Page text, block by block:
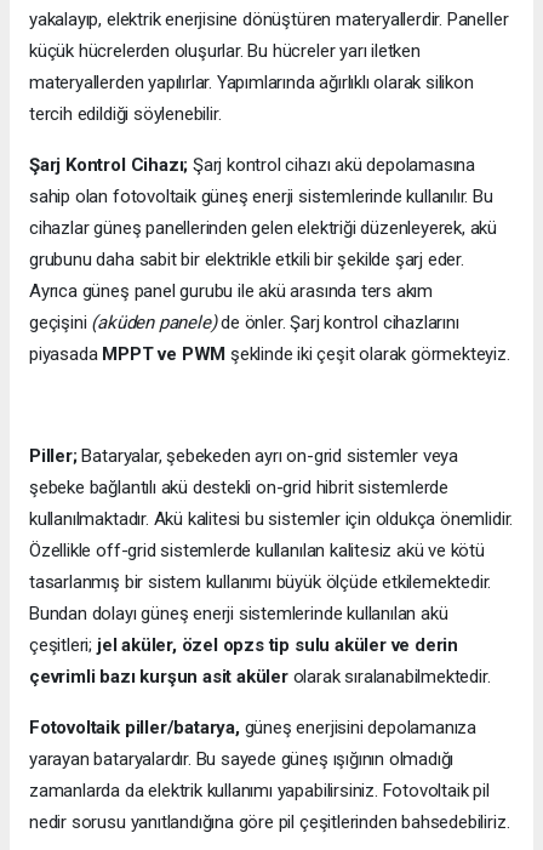
yakalayıp, elektrik enerjisine dönüştüren materyallerdir. Paneller
küçük hücrelerden oluşurlar. Bu hücreler yarı iletken
materyallerden yapılırlar. Yapımlarında ağırlıklı olarak silikon
tercih edildiği söylenebilir.
Şarj Kontrol Cihazı; Şarj kontrol cihazı akü depolamasına
sahip olan fotovoltaik güneş enerji sistemlerinde kullanılır. Bu
cihazlar güneş panellerinden gelen elektriği düzenleyerek, akü
grubunu daha sabit bir elektrikle etkili bir şekilde şarj eder.
Ayrıca güneş panel gurubu ile akü arasında ters akım
geçişini (aküden panele)de önler. Şarj kontrol cihazlarını
piyasada MPPT ve PWM şeklinde iki çeşit olarak görmekteyiz.
Piller;Bataryalar, şebekeden ayrı on-grid sistemler veya
şebeke bağlantılı akü destekli on-grid hibrit sistemlerde
kullanılmaktadır. Akü kalitesi bu sistemler için oldukça önemlidir.
Özellikle off-grid sistemlerde kullanılan kalitesiz akü ve kötü
tasarlanmış bir sistem kullanımı büyük ölçüde etkilemektedir.
Bundan dolayı güneş enerji sistemlerinde kullanılan akü
çeşitleri; jel aküler, özel opzs tip sulu aküler ve derin
çevrimli bazı kurşun asit akülerolarak sıralanabilmektedir.
Fotovoltaik piller/batarya,güneş enerjisini depolamanıza
yarayan bataryalardır. Bu sayede güneş ışığının olmadığı
zamanlarda da elektrik kullanımı yapabilirsiniz. Fotovoltaik pil
nedir sorusu yanıtlandığına göre pil çeşitlerinden bahsedebiliriz.